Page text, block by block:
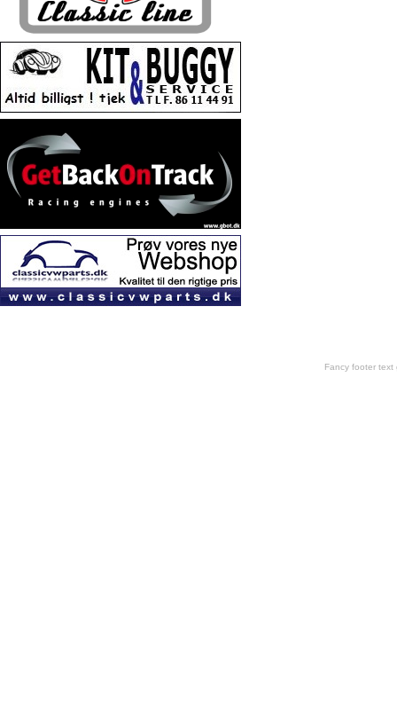
Fancy footer